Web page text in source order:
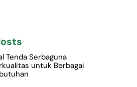
Tenda Serbaguna
untuk Berbagai